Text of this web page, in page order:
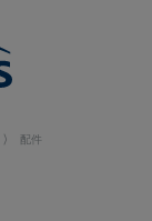
配件